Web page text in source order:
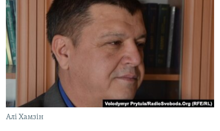
СПЕЦПРОЕКТИ
ДЕПОРТАЦІЯ
ВІДЕОУРОКИ «ELIFBE»
СВІДЧЕННЯ ОКУПАЦІЇ
УКРАЇНСЬКА ПРОБЛЕМА КРИМУ
ІНФОГРАФІКА
ЯК ОБІЙТИ БЛОКУВАННЯ
Русский
Qırımtatar
ДОЛУЧАЙСЯ!
Алі Хамзін